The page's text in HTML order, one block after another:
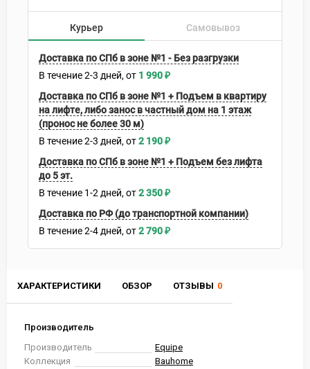
ХАРАКТЕРИСТИКИ ОБЗОР ОТЗЫВЫ 0
Производитель
Производитель
Equipe
Коллекция
Bauhome
Курьер Самовывоз
Доставка по СПб в зоне №1 - Без разгрузки
В течение2-3 дней 1 990₽
Доставка по СПб в зоне №1 + Подъем в квартиру
на лифте, либо занос в частный дом на 1 этаж
(пронос не более 30 м)
В течение2-3 дней 2 190₽
Доставка по СПб в зоне №1 + Подъем без лифта
до 5 эт.
В течение 1-2 дней 2 350₽
Доставка по РФ (до транспортной компании)
В течение2-4 дней 2 790₽